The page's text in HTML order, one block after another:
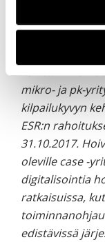
järjestelmien
epävarmuuteen.
HoivaDigi-
kehittäminen
mikro- ja pk-
kilpailukyvyn
ESR:n
31.10.2017.
oleville case -
digitalisointia
ratkaisuissa,
edistävissä